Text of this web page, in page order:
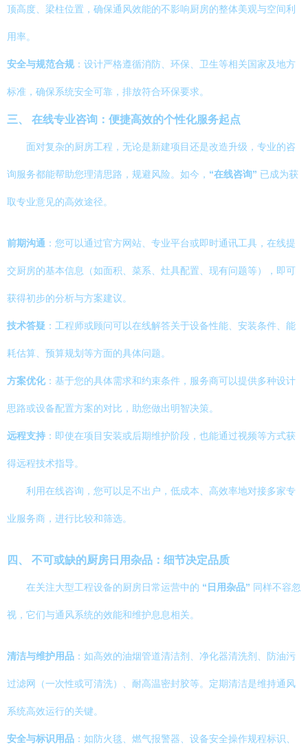
顶高度、梁柱位置，确保通风效能的不影响厨房的整体美观与空间利
用率。
安全与规范合规 ：设计严格遵循消防、环保、卫生等相关国家及地方
标准，确保系统安全可靠，排放符合环保要求。
三、 在线专业咨询：便捷高效的个性化服务起点
面对复杂的厨房工程，无论是新建项目还是改造升级，专业的咨
询服务都能帮助您理清思路，规避风险。如今， “在线咨询” 已成为获
取专业意见的高效途径。
前期沟通 ：您可以通过官方网站、专业平台或即时通讯工具，在线提
交厨房的基本信息（如面积、菜系、灶具配置、现有问题等），即可
获得初步的分析与方案建议。
技术答疑 ：工程师或顾问可以在线解答关于设备性能、安装条件、能
耗估算、预算规划等方面的具体问题。
方案优化：基于您的具体需求和约束条件，服务商可以提供多种设计
思路或设备配置方案的对比，助您做出明智决策。
远程支持 ：即使在项目安装或后期维护阶段，也能通过视频等方式获
得远程技术指导。
利用在线咨询，您可以足不出户，低成本、高效率地对接多家专
业服务商，进行比较和筛选。
四、 不可或缺的厨房日用杂品：细节决定品质
在关注大型工程设备的厨房日常运营中的 “日用杂品” 同样不容忽
视，它们与通风系统的效能和维护息息相关。
清洁与维护用品 ：如高效的油烟管道清洁剂、净化器清洗剂、防油污
过滤网（一次性或可清洗）、耐高温密封胶等。定期清洁是维持通风
系统高效运行的关键。
安全与标识用品 ：如防火毯、燃气报警器、设备安全操作规程标识、